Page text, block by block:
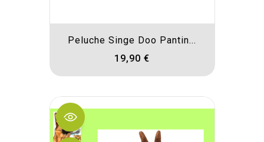
Peluche Singe Doo Pantin...
19,90 €